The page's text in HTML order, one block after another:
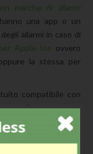
marche di allarmi
una app o un
allarmi in caso di
Apple Ios ovvero
la stessa per
compatibile con
scaricato aquesto
difficile capirne il
di movimento